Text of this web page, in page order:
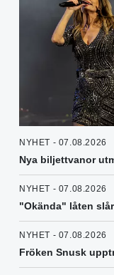
NYHET - 07.08.2026
Nya biljettvanor
NYHET - 07.08.2026
"Okända" låten
NYHET - 07.08.2026
Fröken Snusk